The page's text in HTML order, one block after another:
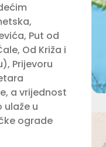
Put od
Od Križa i
Prijevoru
a vrijednost
ulaže u
ograde